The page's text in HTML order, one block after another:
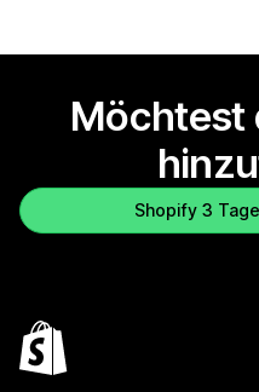
Möchtest
Shopify 3